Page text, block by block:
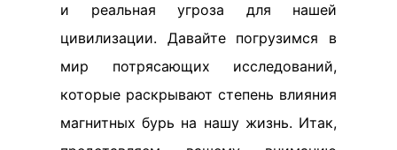
и реальная угроза для нашей
цивилизации. Давайте погрузимся в
мир потрясающих исследований,
которые раскрывают степень влияния
магнитных бурь на нашу жизнь. Итак,